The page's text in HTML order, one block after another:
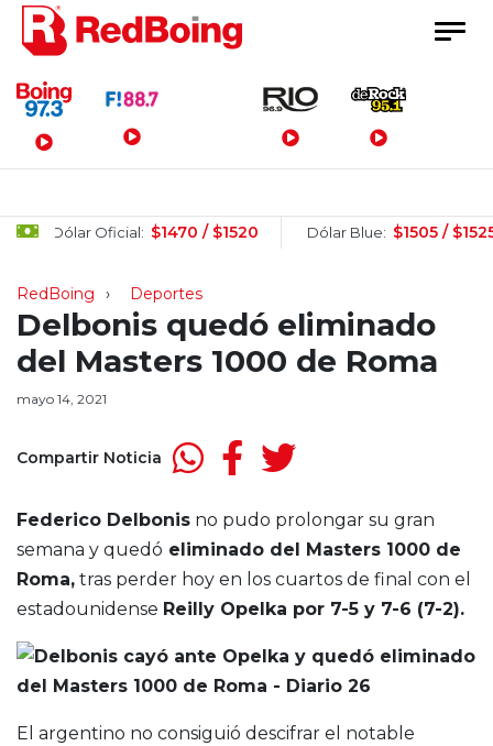
Menú Principal
Dólar Oficial: $1470 / $1520 Dólar Blue: $1505 / $1525
RedBoing Deportes
Delbonis quedó eliminado
del Masters 1000 de Roma
mayo 14, 2021
Compartir Noticia
Federico Delbonis no pudo prolongar su gran
semana y quedó eliminado del Masters 1000 de
Roma, tras perder hoy en los cuartos de final con el
estadounidense Reilly Opelka por 7-5 y 7-6 (7-2).
El argentino no consiguió descifrar el notable